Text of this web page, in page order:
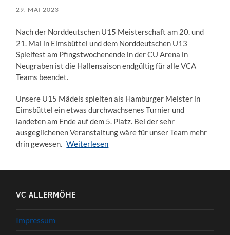
29. MAI 2023
Nach der Norddeutschen U15 Meisterschaft am 20. und
21. Mai in Eimsbüttel und dem Norddeutschen U13
Spielfest am Pfingstwochenende in der CU Arena in
Neugraben ist die Hallensaison endgültig für alle VCA
Teams beendet.
Unsere U15 Mädels spielten als Hamburger Meister in
Eimsbüttel ein etwas durchwachsenes Turnier und
landeten am Ende auf dem 5. Platz. Bei der sehr
ausgeglichenen Veranstaltung wäre für unser Team mehr
drin gewesen.
Weiterlesen
VC ALLERMÖHE
Impressum